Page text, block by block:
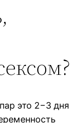
это 2−3 дня